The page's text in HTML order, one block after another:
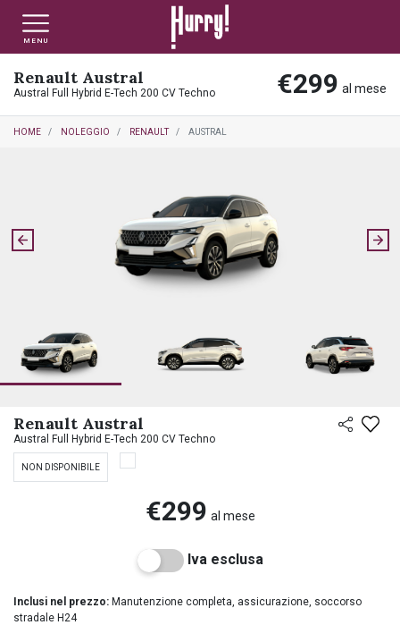
MENU
Renault Austral
Austral Full Hybrid E-Tech 200 CV Techno €299 al mese
HOME NOLEGGIO RENAULT AUSTRAL
Renault Austral
Austral Full Hybrid E-Tech 200 CV Techno
NON DISPONIBILE
€299 al mese
Iva esclusa
Inclusi nel prezzo: Manutenzione completa, assicurazione, soccorso
stradale H24
NLT PRIVATI
NLT USATO PRIVATI
NLT NUOVO
VALUTA E VENDI